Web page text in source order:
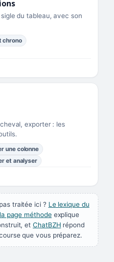
du tableau, avec son
chrono
exporter : les
une colonne
et analyser
traitée ici ? Le lexique du
la page méthodeexplique
etChatBZH répond
que vous préparez.